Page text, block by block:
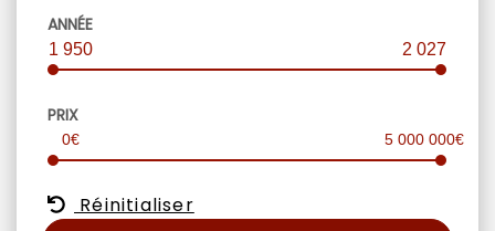
ANNÉE
1 950 2 027
PRIX
0€ 5 000 000€
Réinitialiser